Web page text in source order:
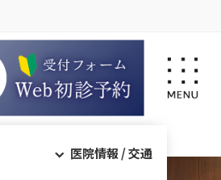
医院情報 / 交通